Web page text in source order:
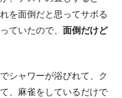
を面倒だと思ってサボる
ていたので、 面倒だけど
シャワーが浴びれて、ク
、麻雀をしているだけで